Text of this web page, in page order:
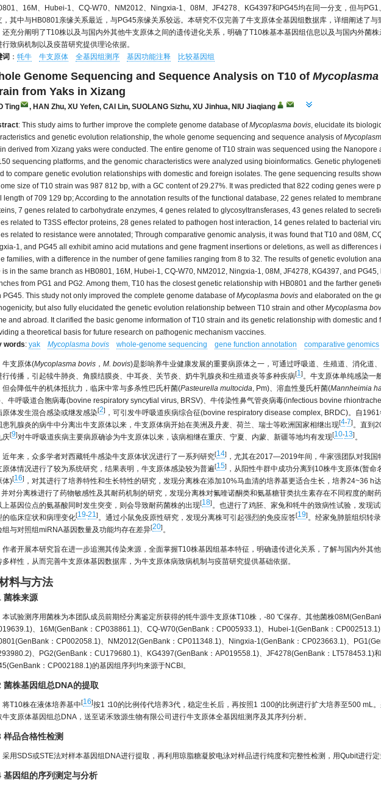
、16M、Hubei-1、CQ-W70、NM2012、Ningxia-1、08M、JF4278、KG4397和PG45均在同一分支，但与PG1
，其中与HB0801亲缘关系最近，与PG45亲缘关系较远。本研究不仅完善了牛支原体全基因组数据库，详细阐述了与
还充分阐明了T10株以及与国内外其他牛支原体之间的遗传进化关系，明确了T10株基本基因组信息以及与国内外菌
行致病机制以及疫苗研究提供理论依据。
词 ： 牦牛 牛支原体 全基因组测序 基因功能注释 比较基因组
Genome Sequencing and Sequence Analysis on T10 of
from Yaks in Xizang
Ting , HAN Zhu, XU Yefen, CAI Lin, SUOLANG Sizhu, XU Jinhua, NIU Jiaqiang
: This study aims to further improve the complete genome database ofMycoplasma bovis, elucidate its
and genetic evolution relationship, the whole genome sequencing and sequence analysis of
derived from Xizang yaks were conducted. The entire genome of T10 strain was sequenced using the Nanopore
sequencing platforms, and the genomic characteristics were analyzed using bioinformatics. Genetic
to compare genetic evolution relationships with domestic and foreign isolates. The gene sequencing results
size of T10 strain was 987 812 bp, with a GC content of 29.27%. It was predicted that 822 coding genes were
length of 709 129 bp; According to the annotation results of the functional database, 22 genes related to
7 genes related to carbohydrate enzymes, 4 genes related to glycosyltransferases, 43 genes related to
related to T3SS effector proteins, 28 genes related to pathogen host interaction, 14 genes related to bacterial
related to resistance were annotated; Through comparative genomic analysis, it was found that T10 and 08M,
1, and PG45 all exhibit amino acid mutations and gene fragment insertions or deletions, as well as differences
families, with a difference in the number of gene families ranging from 8 to 32. The results of genetic evolution
is in the same branch as HB0801, 16M, Hubei-1, CQ-W70, NM2012, Ningxia-1, 08M, JF4278, KG4397, and PG45,
from PG1 and PG2. Among them, T10 has the closest genetic relationship with HB0801 and the farther
PG45. This study not only improved the complete genome database ofMycoplasma bovis and elaborated on the
but also fully elucidated the genetic evolution relationship between T10 strain and other Mycoplasma
and abroad. It clarified the basic genome information of T10 strain and its genetic relationship with domestic and
a theoretical basis for future research on pathogenic mechanism vaccines.
words: yak Mycoplasma bovis whole-genome sequencing gene function annotation comparative genomics
牛支原体(Mycoplasma bovis ， M. bovis)是影响养牛业健康发展的重要病原体之一，可通过呼吸道、生殖道、消化道
行传播，引起犊牛肺炎、角膜结膜炎、中耳炎、关节炎、奶牛乳腺炎和生殖道炎等多种疾病[1]。牛支原体单纯感染一
但会降低牛的机体抵抗力，临床中常与多杀性巴氏杆菌(Pasteurella multocida, Pm)、溶血性曼氏杆菌(Mannheimia
牛呼吸道合胞病毒(bovine respiratory syncytial virus, BRSV)、牛传染性鼻气管炎病毒(infectious bovine
原体发生混合感染或继发感染[2] ，可引发牛呼吸道疾病综合征(bovine respiratory disease complex, BRDC)。自
患乳腺炎的病牛中分离出牛支原体以来，牛支原体病开始在美洲及丹麦、荷兰、瑞士等欧洲国家相继出现[4-7]。直到
庆[9]对牛呼吸道疾病主要病原确诊为牛支原体以来，该病相继在重庆、宁夏、内蒙、新疆等地均有发现[10-13]。
近年来，众多学者对西藏牦牛感染牛支原体状况进行了一系列研究[14] ，尤其在2017—2019年间，牛家强团队对我国
原体情况进行了较为系统研究，结果表明，牛支原体感染较为普遍[15] ，从阳性牛群中成功分离到10株牛支原体(暂命
体)[16] ，对其进行了培养特性和生长特性的研究，发现分离株在添加10%马血清的培养基更适合生长，培养24~36 h
对分离株进行了药物敏感性及其耐药机制的研究，发现分离株对氟喹诺酮类和氨基糖苷类抗生素存在不同程度的耐
上基因位点的氨基酸同时发生突变，则会导致耐药菌株的出现[18]。也进行了鸡胚、家兔和牦牛的致病性试验，发现
的临床症状和病理变化[19-21]。通过小鼠免疫原性研究，发现分离株可引起强烈的免疫应答[19]。经家兔肺脏组织转
组与对照组miRNA基因数量及功能均存在差异[20]。
作者开展本研究旨在进一步追溯其传染来源，全面掌握T10株基因组基本特征，明确遗传进化关系，了解与国内外其
多样性，从而完善牛支原体基因数据库，为牛支原体病致病机制与疫苗研究提供基础依据。
料与方法
菌株来源
本试验测序用菌株为本团队成员前期经分离鉴定所获得的牦牛源牛支原体T10株，-80 ℃保存。其他菌株
、16M(GenBank：CP038861.1)、CQ-W70(GenBank：CP005933.1)、Hubei-1(GenBank：CP002513.1)
：CP002058.1)、NM2012(GenBank：CP011348.1)、Ningxia-1(GenBank：CP023663.1)、
、PG2(GenBank：CU179680.1)、KG4397(GenBank：AP019558.1)、JF4278(GenBank：LT578453.1)和
：CP002188.1)的基因组序列均来源于NCBI。
菌株基因组总DNA的提取
将T10株在液体培养基中[16]按1 ∶10的比例传代培养3代，稳定生长后，再按照1 ∶100的比例进行扩大培养至500 mL
牛支原体基因组总DNA，送至诺禾致源生物有限公司进行牛支原体全基因组测序及其序列分析。
样品合格性检测
采用SDS或STE法对样本基因组DNA进行提取，再利用琼脂糖凝胶电泳对样品进行纯度和完整性检测，用Qubit进行定
基因组的序列测定与分析